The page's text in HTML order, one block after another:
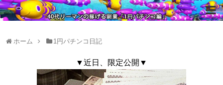
ホーム 1円パチンコ日記
▼近日、限定公開▼